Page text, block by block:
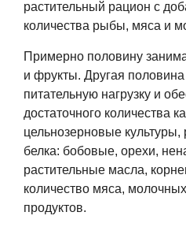
растительный рацион с
количества рыбы, мяса и
Примерно половину
и фрукты. Другая
питательную нагрузку и
достаточного количества
цельнозерновые культуры,
белка: бобовые, орехи,
растительные масла,
количество мяса,
продуктов.